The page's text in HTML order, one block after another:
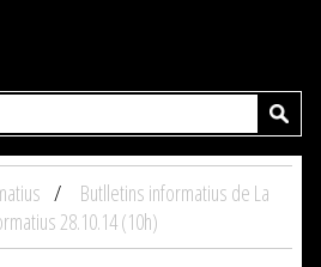
Butlletins informatius de La
28.10.14 (10h)